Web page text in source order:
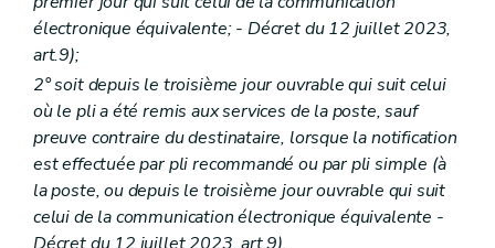
Art. 61
Art.61bis
Art. 62
Chapitre VIII bis
Responsabilité et obligations de certains officiers ministériels, fonctionnaires publics, autres personnes et établissements ou organismes de crédit
Art.62 bis
Art.62 ter
Art.62quater
Art.62quinquies
Art.62sexies
Chapitre IX Sanctions administratives
Art. 63
Art. 64
électronique équivalente; - Décret du 12 juillet 2023,
art.9);
2° soit depuis le troisième jour ouvrable qui suit celui
où le pli a été remis aux services de la poste, sauf
preuve contraire du destinataire, lorsque la notification
est effectuée par pli recommandé ou par pli simple (à
la poste, ou depuis le troisième jour ouvrable qui suit
celui de la communication électronique équivalente -